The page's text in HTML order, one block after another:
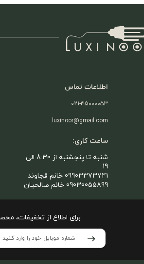
اطلاعات تماس
021-35000053
luxinoor@gmail.com
ساعت کاری:
شنبه تا پنجشنبه از 8:30 الی
19
09903373741 خانم قجاوند
09030055899 خانم صالحیان
برای اطلاع از تخفیفات،